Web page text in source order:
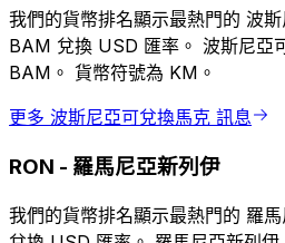
我們的貨幣排名顯示最熱門的 波
BAM 兌換 USD 匯率。 波斯尼亞
BAM。 貨幣符號為 KM。
更多 波斯尼亞可兌換馬克 訊息
RON - 羅馬尼亞新列伊
我們的貨幣排名顯示最熱門的 羅